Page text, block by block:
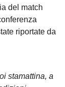
del match
riportate da
stamattina, a